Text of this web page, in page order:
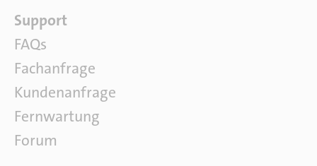
u
r
S
o
f
t
w
a
r
e
Support
FAQs
Fachanfrage
Kundenanfrage
Fernwartung
Forum